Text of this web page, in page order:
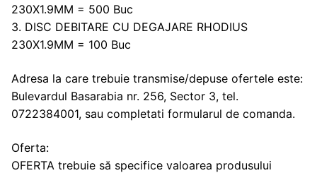
230X1.9MM = 500 Buc
3. DISC DEBITARE CU DEGAJARE RHODIUS
230X1.9MM = 100 Buc
Adresa la care trebuie transmise/depuse ofertele este:
Bulevardul Basarabia nr. 256, Sector 3, tel.
0722384001, sau completati formularul de comanda.
Oferta:
OFERTA trebuie să specifice valoarea produsului